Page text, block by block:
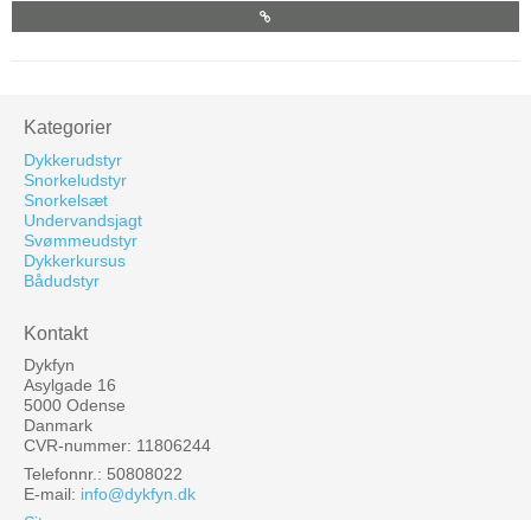
Kategorier
Dykkerudstyr
Snorkeludstyr
Snorkelsæt
Undervandsjagt
Svømmeudstyr
Dykkerkursus
Bådudstyr
Kontakt
Dykfyn
Asylgade 16
5000 Odense
Danmark
CVR-nummer: 11806244
Telefonnr.: 50808022
E-mail: info@dykfyn.dk